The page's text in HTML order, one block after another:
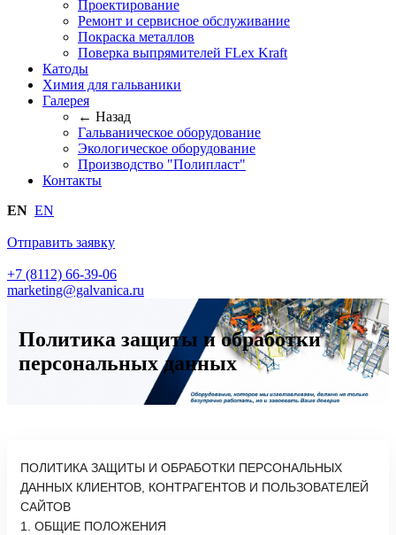
Проектирование
Ремонт и сервисное обслуживание
Покраска металлов
Поверка выпрямителей FLex Kraft
Катоды
Химия для гальваники
Галерея
← Назад
Гальваническое оборудование
Экологическое оборудование
Производство "Полипласт"
Контакты
EN EN
Отправить заявку
+7 (8112) 66-39-06
marketing@galvanica.ru
Политика защиты и обработки
персональных данных
ПОЛИТИКА ЗАЩИТЫ И ОБРАБОТКИ ПЕРСОНАЛЬНЫХ ДАННЫХ КЛИЕНТОВ, КОНТРАГЕНТОВ И ПОЛЬЗОВАТЕЛЕЙ САЙТОВ
1. ОБЩИЕ ПОЛОЖЕНИЯ
1.1.	Настоящая политика обработки персональных данных составлена в соответствии с требованиями Федерального закона от 27.07.2006 г. № 152-ФЗ «О персональных данных» (далее – Закон о персональных данных) и определяет порядок обработки персональных данных и меры по обеспечению безопасности персональных данных, принимаемые Обществом с ограниченной ответственностью «Полипласт» (далее – Оператор).
1.2.	Оператор ставит своей важнейшей целью и условием осуществления своей деятельности соблюдение прав и свобод человека и гражданина при обработке его персональных данных, в том числе защиты прав на неприкосновенность частной жизни, личную и семейную тайну.
1.3.	Настоящая политика Оператора в отношении обработки персональных данных (далее – Политика) применяется ко всей информации, которую Оператор может получить о посетителях веб-сайтов:
•	www.poliplast.ru,
•	www.galvanica.ru
(далее – Сайт). Сайт не контролирует и не несет ответственности за сайты третьих лиц, на которые Пользователь может перейти по ссылкам, доступным на Сайте.
1.4.	Использование сервисов Сайта означает безоговорочное согласие Пользователя с настоящей Политикой и указанными в ней условиями обработки его персональной информации. В случае несогласия с этими условиями Пользователь должен воздержаться от использования сервисов.
2. ПОНЯТИЯ, ИСПОЛЬЗУЕМЫЕ В ПОЛИТИКЕ 
2.1.	Автоматизированная обработка персональных данных – обработка персональных данных с помощью средств вычислительной техники.
2.2.	Блокирование персональных данных – временное прекращение обработки персональных данных (за исключением случаев, если обработка необходима для уточнения персональных данных).
2.3.	Сайт – совокупность графических и информационных материалов, а также программ для ЭВМ и баз данных, обеспечивающих их доступность в сети Интернет по сетевому адресу, указанному в пункте 1.3. Политики.
2.4.	Информационная система персональных данных – совокупность содержащихся в базах данных персональных данных и обеспечивающих их обработку информационных технологий и технических средств.
2.5.	Обезличивание персональных данных – действия, в результате которых невозможно определить без использования дополнительной информации принадлежность персональных данных конкретному Пользователю или иному субъекту персональных данных.
2.6.	Обработка персональных данных – любое действие (операция) или совокупность действий (операций), совершаемых с использованием средств автоматизации или без использования таких средств с персональными данными, включая сбор, запись, систематизацию, накопление, хранение, уточнение (обновление, изменение), извлечение, использование, передачу (распространение, предоставление, доступ), обезличивание, блокирование, удаление, уничтожение персональных данных.
2.7.	Оператор – государственный орган, муниципальный орган, юридическое или физическое лицо, самостоятельно или совместно с другими лицами организующие и (или) осуществляющие обработку персональных данных, а также определяющие цели обработки персональных данных, состав персональных данных, подлежащих обработке, действия (операции), совершаемые с персональными данными.
2.8.	Персональные данные – любая информация, относящаяся прямо или косвенно к определенному или определяемому Пользователю Сайта.
2.9.	Персональные данные, разрешенные субъектом персональных данных для распространения, – персональные данные, доступ неограниченного круга лиц к которым предоставлен субъектом персональных данных путем дачи согласия на обработку персональных данных, разрешенных субъектом персональных данных для распространения в порядке, предусмотренном Законом о персональных данных (далее – персональные данные, разрешенные для распространения).
2.10.	Пользователь – любой посетитель Сайта.
2.11.	Предоставление персональных данных – действия, направленные на раскрытие персональных данных определенному лицу или определенному кругу лиц.
2.12.	Распространение персональных данных – любые действия, направленные на раскрытие персональных данных неопределенному кругу лиц (передача персональных данных) или на ознакомление с персональными данными неограниченного круга лиц, в том числе обнародование персональных данных в средствах массовой информации, размещение в информационно-телекоммуникационных сетях или предоставление доступа к персональным данным каким-либо иным способом.
2.13.	Трансграничная передача персональных данных – передача персональных данных на территорию иностранного государства органу власти иностранного государства, иностранному физическому или иностранному юридическому лицу.
2.14.	Уничтожение персональных данных – любые действия, в результате которых персональные данные уничтожаются безвозвратно с невозможностью дальнейшего восстановления содержания персональных данных в информационной системе персональных данных и (или) уничтожаются материальные носители персональных данных.

3. ПРАВА И ОБЯЗАННОСТИ ОПЕРАТОРА
3.1.	Оператор имеет право:
– получать от субъекта персональных данных достоверные информацию и/или документы, содержащие персональные данные;
– в случае отзыва субъектом персональных данных согласия на обработку персональных данных Оператор вправе продолжить обработку персональных данных без согласия субъекта персональных данных при наличии оснований, указанных в Законе о персональных данных;
– самостоятельно определять состав и перечень мер, необходимых и достаточных для обеспечения выполнения обязанностей, предусмотренных Законом о персональных данных и принятыми в соответствии с ним нормативными правовыми актами, если иное не предусмотрено Законом о персональных данных или другими федеральными законами.
3.2.	Оператор обязан:
•	предоставлять субъекту персональных данных по его просьбе информацию, касающуюся обработки его персональных данных;
•	организовывать обработку персональных данных в порядке, установленном действующим законодательством РФ;
•	отвечать на обращения и запросы субъектов персональных данных и их законных представителей в соответствии с требованиями Закона о персональных данных;
•	сообщать в уполномоченный орган по защите прав субъектов персональных данных по запросу этого органа необходимую информацию в течение 10 рабочих дней с даты получения такого запроса;
•	публиковать или иным образом обеспечивать неограниченный доступ к настоящей Политике в отношении обработки персональных данных;
•	принимать правовые, организационные и технические меры для защиты персональных данных от неправомерного или случайного доступа к ним, уничтожения, изменения, блокирования, копирования, предоставления, распространения персональных данных, а также от иных неправомерных действий в отношении персональных данных;
•	прекратить передачу (распространение, предоставление, доступ) персональных данных, прекратить обработку и уничтожить персональные данные в порядке и случаях, предусмотренных Законом о персональных данных;
•	исполнять иные обязанности, предусмотренные Законом о персональных данных.
4. ПРАВА И ОБЯЗАННОСТИ СУБЪЕКТОВ ПЕРСОНАЛЬНЫХ ДАННЫХ 
4.1.	Субъекты персональных данных имеют право:
•	получать информацию, касающуюся обработки их персональных данных, за исключением случаев, предусмотренных федеральными законами. Сведения предоставляются субъекту персональных данных Оператором в доступной форме, и в них не должны содержаться персональные данные, относящиеся к другим субъектам персональных данных, за исключением случаев, когда имеются законные основания для раскрытия таких персональных данных. Перечень информации и порядок ее получения установлены Законом о персональных данных;
•	требовать от Оператора уточнения его персональных данных, их блокирования или уничтожения в случае, если персональные данные являются неполными, устаревшими, неточными, незаконно полученными или не являются необходимыми для заявленной цели обработки, а также принимать предусмотренные законом меры по защите своих прав;
•	выдвигать условие предварительного согласия при обработке персональных данных в целях продвижения на рынке товаров, работ и услуг;
•	на отзыв согласия на обработку персональных данных;
•	обжаловать в уполномоченный орган по защите прав субъектов персональных данных или в судебном порядке неправомерные действия или бездействие Оператора при обработке его персональных данных;
•	на осуществление иных прав, предусмотренных законодательством РФ.
4.2.	Субъекты персональных данных обязаны:
•	предоставлять Оператору достоверные данные о себе;
•	сообщать Оператору об уточнении (обновлении, изменении) своих персональных данных.
4.3.	Лица, передавшие Оператору недостоверные сведения о себе либо сведения о другом субъекте персональных данных без согласия последнего, несут ответственность в соответствии с законодательством РФ.
5. ПЕРЕЧЕНЬ ПЕРСОНАЛЬНЫХ ДАННЫХ ПОЛЬЗОВАТЕЛЯ, 
КОТОРЫЕ ОБРАБАТЫВАЕТ ОПЕРАТОР
5.1.	К персональным данным пользователя, которые обрабатывает Оператор, относятся следующие данные:
•	Фамилия, имя, отчество.
•	Электронный адрес.
•	Номера телефонов.
•	Место работы, должность.
5.2.	На сайте происходит сбор и обработка обезличенных данных о посетителях (в том числе файлов cookie) с помощью интернет-сервисов («Яндекс Метрика» и других).
5.3.	Вышеперечисленные данные далее по тексту Политики объединены общим понятием «Персональные данные».
5.4.	Обработка специальных категорий персональных данных, касающихся расовой, национальной принадлежности, политических взглядов, религиозных или философских убеждений, интимной жизни, Оператором не осуществляется.
5.5.	Обработка персональных данных, разрешенных для распространения, из числа специальных категорий персональных данных, указанных в части 1 статьи 10 Закона о персональных данных, допускается, если соблюдаются запреты и условия, предусмотренные статьей 10.1 Закона о персональных данных.
5.6.	Согласие Пользователя на обработку персональных данных, разрешенных для распространения, оформляется отдельно от других согласий на обработку его персональных данных. При этом соблюдаются усл